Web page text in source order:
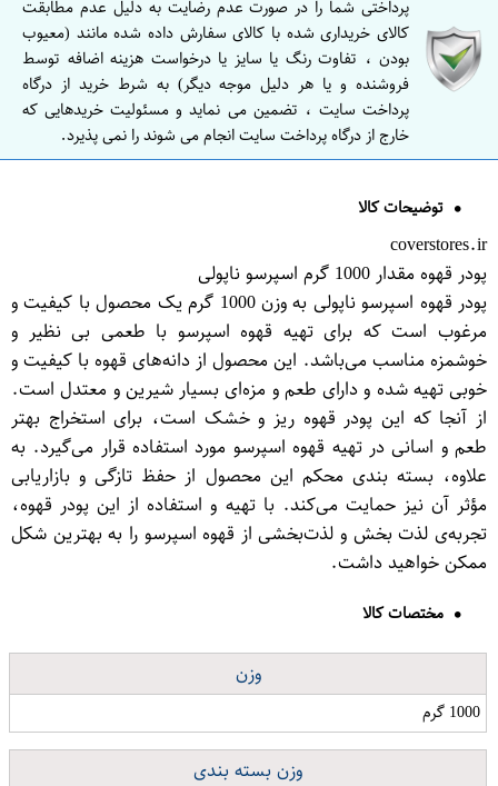
پرداختی شما را در صورت عدم رضایت به دلیل عدم مطابقت
کالای خریداری شده با کالای سفارش داده شده مانند (معیوب
بودن ، تفاوت رنگ یا سایز یا درخواست هزینه اضافه توسط
فروشنده و یا هر دلیل موجه دیگر) به شرط خرید از درگاه
پرداخت سایت ، تضمین می نماید و مسئولیت خریدهایی که
خارج از درگاه پرداخت سایت انجام می شوند را نمی پذیرد.
توضیحات کالا
coverstores.ir
پودر قهوه مقدار 1000 گرم اسپرسو ناپولی
پودر قهوه اسپرسو ناپولی به وزن 1000 گرم یک محصول با کیفیت و
مرغوب است که برای تهیه قهوه اسپرسو با طعمی بی نظیر و
خوشمزه مناسب می‌باشد. این محصول از دانه‌های قهوه با کیفیت و
خوبی تهیه شده و دارای طعم و مزه‌ای بسیار شیرین و معتدل است.
از آنجا که این پودر قهوه ریز و خشک است، برای استخراج بهتر
طعم و اسانی در تهیه قهوه اسپرسو مورد استفاده قرار می‌گیرد. به
علاوه، بسته بندی محکم این محصول از حفظ تازگی و بازاریابی
مؤثر آن نیز حمایت می‌کند. با تهیه و استفاده از این پودر قهوه،
تجربه‌ی لذت بخش و لذت‌بخشی از قهوه اسپرسو را به بهترین شکل
ممکن خواهید داشت.
مختصات کالا
وزن
1000 گرم
وزن بسته بندی